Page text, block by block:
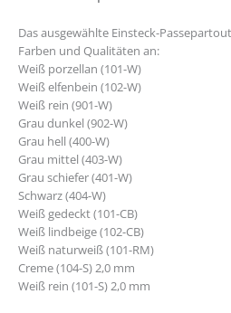
Das ausgewählte Einsteck-
Farben und Qualitäten an:
Weiß porzellan (101-W)
Weiß elfenbein (102-W)
Weiß rein (901-W)
Grau dunkel (902-W)
Grau hell (400-W)
Grau mittel (403-W)
Grau schiefer (401-W)
Schwarz (404-W)
Weiß gedeckt (101-CB)
Weiß lindbeige (102-CB)
Weiß naturweiß (101-RM)
Creme (104-S) 2,0 mm
Weiß rein (101-S) 2,0 mm